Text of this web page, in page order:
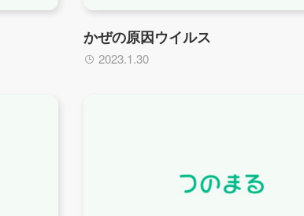
かぜの原因ウイルス
2023.1.30